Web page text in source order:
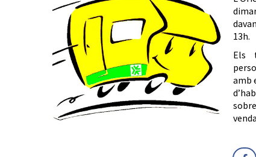
13h.
Els
amb